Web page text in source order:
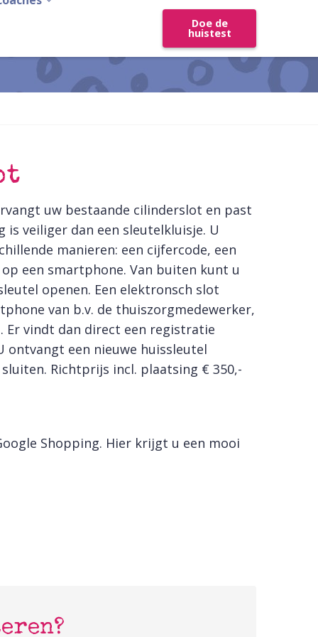
Doe de
huistest
uw bestaande cilinderslot en past
is veiliger dan een sleutelkluisje. U
manieren: een cijfercode, een
een smartphone. Van buiten kunt u
openen. Een elektronsch slot
van b.v. de thuiszorgmedewerker,
vindt dan direct een registratie
een nieuwe huissleutel
Richtprijs incl. plaatsing € 350,-
Shopping. Hier krijgt u een mooi